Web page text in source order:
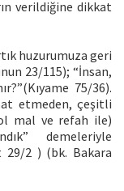
verildiğine dikkat
huzurumuza geri
23/115); “İnsan,
75/36).
etmeden, çeşitli
mal ve refah ile)
demeleriyle
29/2 ) (bk. Bakara